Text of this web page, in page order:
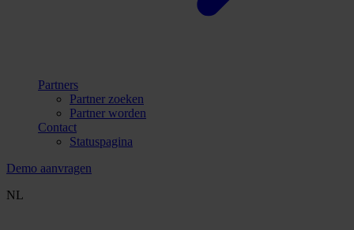
Partners
Partner zoeken
Partner worden
Contact
Statuspagina
Demo aanvragen
NL